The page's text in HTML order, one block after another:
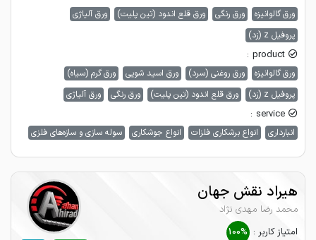
ورق گالوانیزه
ورق رنگی ورق قلع اندود (تین پلیت)
ورق آلیاژی
پروفیل z (زد)
product :
ورق گالوانیزه ورق روغنی (سرد) ورق اسید شویی
ورق گرم (سیاه)
پروفیل z (زد)
ورق قلع اندود (تین پلیت) ورق رنگی ورق آلیاژی
service :
انبارداری انواع برشکاری فلزات انواع جوشکاری سوله سازی و سازه‌های فلزی
هیراد نقش جهان
محمد رضا مهدی نژاد
امتیاز کاربر : 100%